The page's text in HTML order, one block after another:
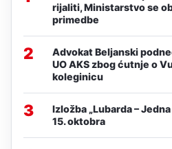
rijaliti, Ministarstvo se
primedbe
2
Advokat Beljanski
UO AKS zbog ćutnje o
koleginicu
3
Izložba „Lubarda –
15. oktobra